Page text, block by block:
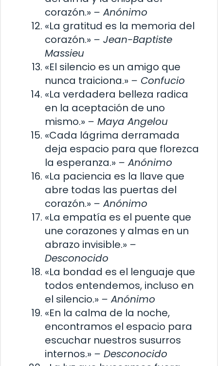
corazón.» – Anónimo
«La gratitud es la memoria del
corazón.» – Jean-Baptiste
Massieu
«El silencio es un amigo que
nunca traiciona.» – Confucio
«La verdadera belleza radica
en la aceptación de uno
mismo.» – Maya Angelou
«Cada lágrima derramada
deja espacio para que florezca
la esperanza.» – Anónimo
«La paciencia es la llave que
abre todas las puertas del
corazón.» – Anónimo
«La empatía es el puente que
une corazones y almas en un
abrazo invisible.» –
Desconocido
«La bondad es el lenguaje que
todos entendemos, incluso en
el silencio.» – Anónimo
«En la calma de la noche,
encontramos el espacio para
escuchar nuestros susurros
internos.» – Desconocido